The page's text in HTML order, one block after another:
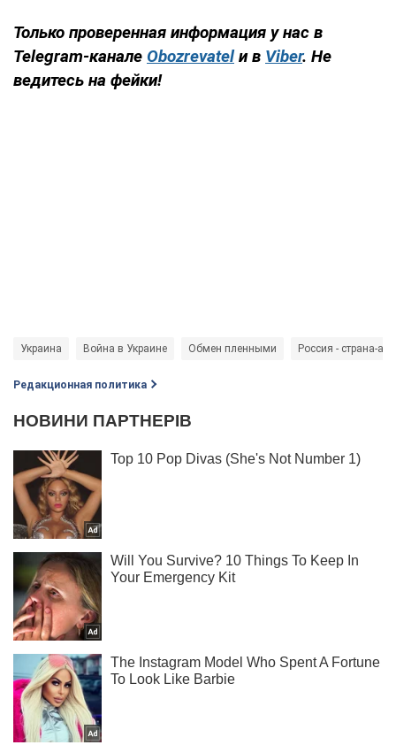
Только проверенная информация у нас в
Telegram-канале Obozrevatel и в Viber. Не
ведитесь на фейки!
Украина Война в Украине Обмен пленными Россия - страна-
Редакционная политика